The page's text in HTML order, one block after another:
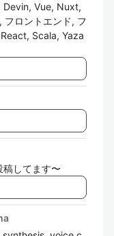
Devin, Vue, Nuxt,
フロントエンド, フ
Scala, Yaza
稿してます〜